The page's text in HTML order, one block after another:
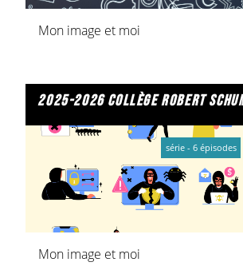
Mon image et moi
2025-2026 collège robert
Mon image et moi
série - 6 épisodes